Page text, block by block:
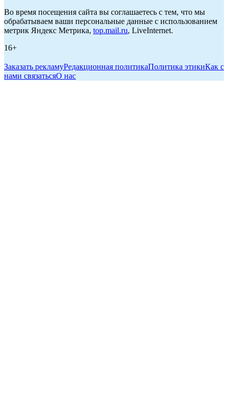
Во время посещения сайта вы соглашаетесь с тем, что мы
обрабатываем ваши персональные данные с использованием
метрик Яндекс Метрика, top.mail.ru, LiveInternet.
16+
Заказать рекламуРедакционная политикаПолитика этикиКак с
нами связатьсяО нас